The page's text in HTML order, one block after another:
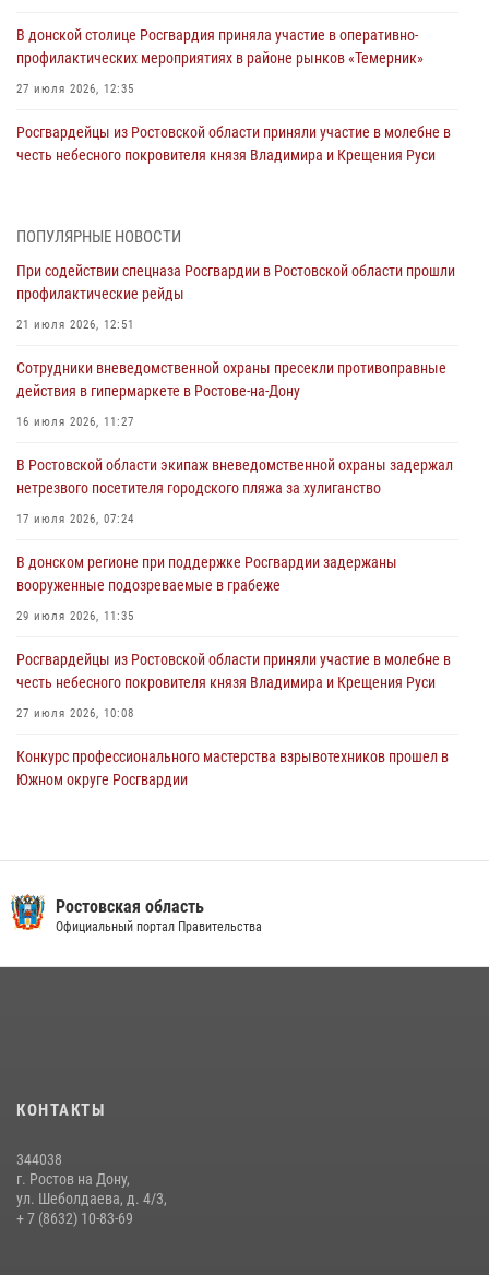
В донской столице Росгвардия приняла участие в оперативно-
профилактических мероприятиях в районе рынков «Темерник»
27 июля 2026, 12:35
Росгвардейцы из Ростовской области приняли участие в молебне в
честь небесного покровителя князя Владимира и Крещения Руси
При содействии спецназа Росгвардии в Ростовской области прошли
21 июля 2026, 12:51
В Ростовской области экипаж вневедомственной охраны задержал
17 июля 2026, 07:24
Сотрудники вневедомственной охраны пресекли противоправные
Конкурс профессионального мастерства взрывотехников прошел в
15 июля 2026, 06:39
ПОПУЛЯРНЫЕ НОВОСТИ
При содействии спецназа Росгвардии в Ростовской области прошли
профилактические рейды
21 июля 2026, 12:51
Сотрудники вневедомственной охраны пресекли противоправные
действия в гипермаркете в Ростове-на-Дону
16 июля 2026, 11:27
В Ростовской области экипаж вневедомственной охраны задержал
нетрезвого посетителя городского пляжа за хулиганство
17 июля 2026, 07:24
В донском регионе при поддержке Росгвардии задержаны
вооруженные подозреваемые в грабеже
29 июля 2026, 11:35
Росгвардейцы из Ростовской области приняли участие в молебне в
честь небесного покровителя князя Владимира и Крещения Руси
27 июля 2026, 10:08
Конкурс профессионального мастерства взрывотехников прошел в
Южном округе Росгвардии
продажи
13 июля 2026, 10:22
В донской столице Росгвардия приняла участие в оперативно-
профилактических мероприятиях в районе рынков «Темерник»
27 июля 2026, 12:35
Ростовская область
Официальный портал Правительства
КОНТАКТЫ
344038
г. Ростов на Дону,
ул. Шеболдаева, д. 4/3,
+ 7 (8632) 10-83-69